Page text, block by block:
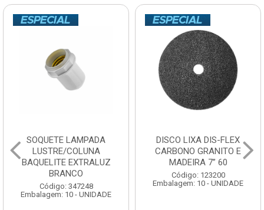
SOQUETE LAMPADA
LUSTRE/COLUNA
BAQUELITE EXTRALUZ
BRANCO
Código: 347248
Embalagem: 10 - UNIDADE
DISCO LIXA DIS-FLEX
CARBONO GRANITO E
MADEIRA 7” 60
Código: 123200
Embalagem: 10 - UNIDADE